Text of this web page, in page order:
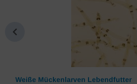
Weiße Mückenlarven Lebendfutter